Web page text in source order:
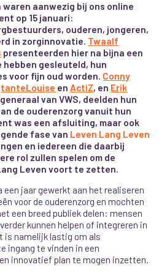
waren aanwezig bij ons online
op 15 januari:
ouderen, jongeren,
in zorginnovatie. Twaalf
presenteerden hier na bijna een
hebben gesleuteld, hun
voor fijn oud worden. Conny
tanteLouise enActiZ, en Erik
van VWS, deelden hun
de ouderenzorg vanuit hun
was een afsluiting, maar ook
fase van Leven Lang Leven
en iedereen die daarbij
rol zullen spelen om de
Leven voort te zetten.
een jaar gewerkt aan het realiseren
voor de ouderenzorg en mochten
een breed publiek delen: mensen
kunnen helpen of integreren in
is namelijk lastig om als
ingang te vinden in een
innovatief plan te mogen inzetten.